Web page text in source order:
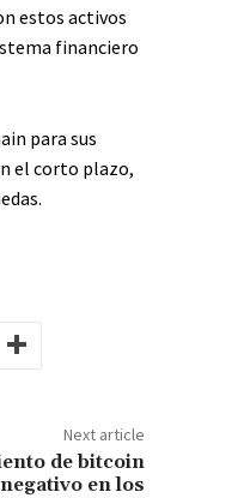
estos activos
financiero
para sus
el corto plazo,
Next article
de bitcoin
en los